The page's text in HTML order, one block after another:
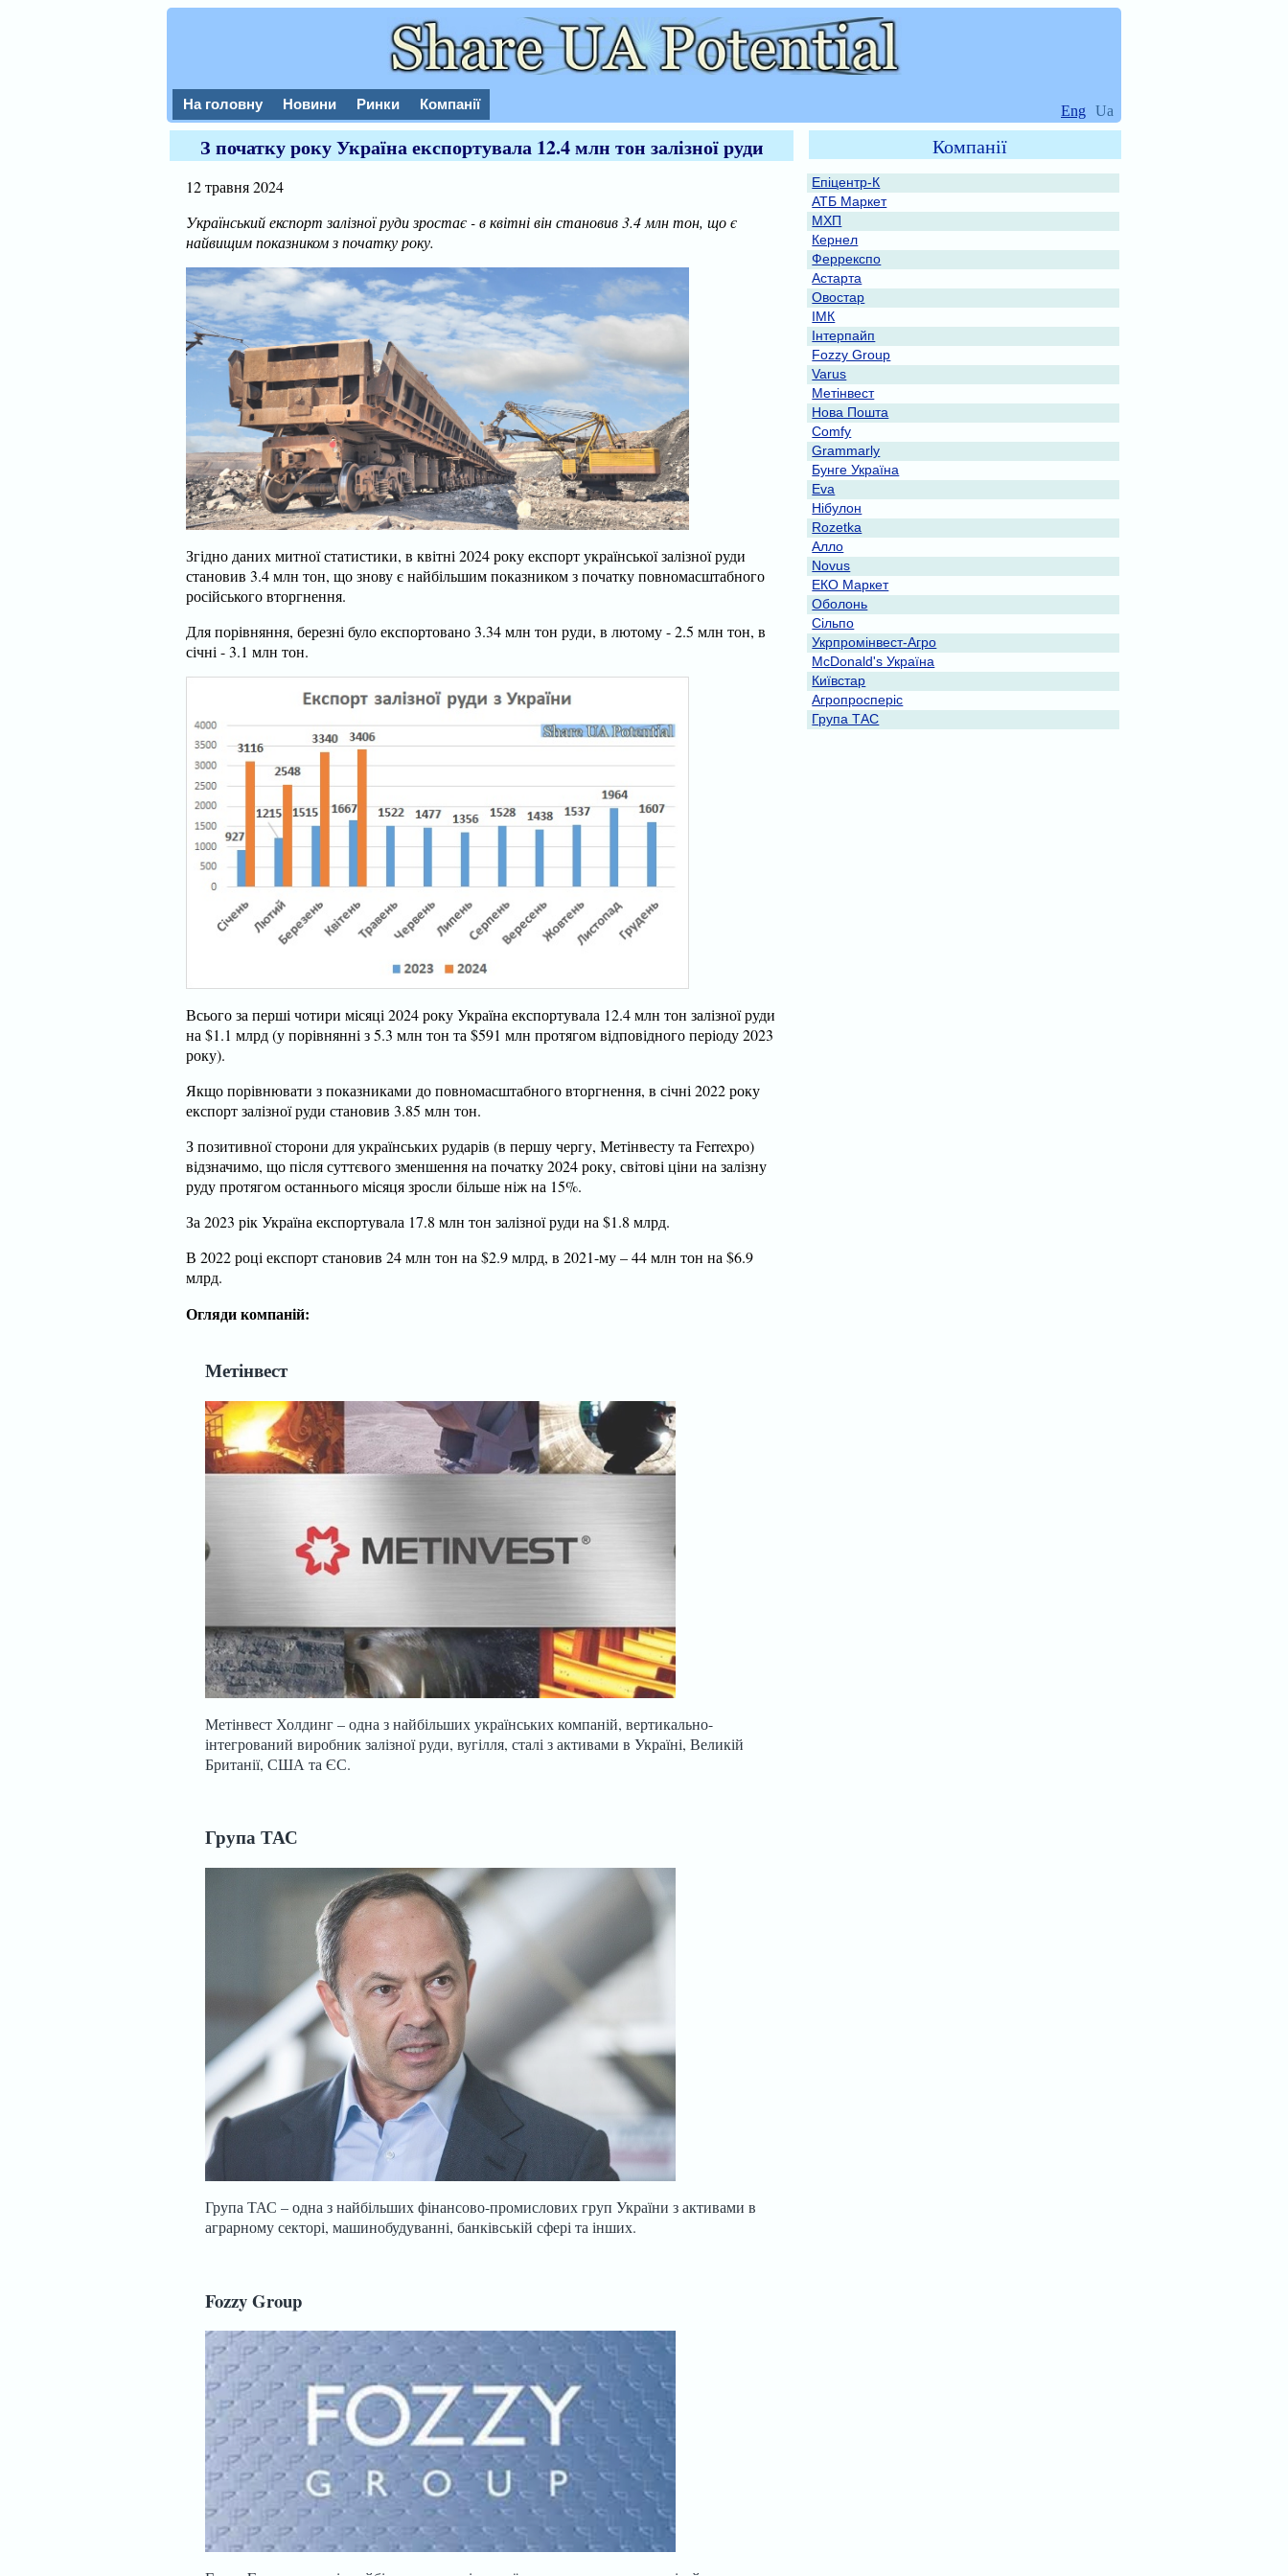
На головну Новини Ринки Компанії Eng Ua
З початку року Україна експортувала 12.4 млн тон залізної руди
12 травня 2024
Український експорт залізної руди зростає - в квітні він становив 3.4 млн тон, що є
найвищим показником з початку року.
Згідно даних митної статистики, в квітні 2024 року експорт української залізної руди
становив 3.4 млн тон, що знову є найбільшим показником з початку повномасштабного
російського вторгнення.
Для порівняння, березні було експортовано 3.34 млн тон руди, в лютому - 2.5 млн тон, в
січні - 3.1 млн тон.
Всього за перші чотири місяці 2024 року Україна експортувала 12.4 млн тон залізної руди
на $1.1 млрд (у порівнянні з 5.3 млн тон та $591 млн протягом відповідного періоду 2023
року).
Якщо порівнювати з показниками до повномасштабного вторгнення, в січні 2022 року
експорт залізної руди становив 3.85 млн тон.
З позитивної сторони для українських рударів (в першу чергу, Метінвесту та Ferrexpo)
відзначимо, що після суттєвого зменшення на початку 2024 року, світові ціни на залізну
руду протягом останнього місяця зросли більше ніж на 15%.
За 2023 рік Україна експортувала 17.8 млн тон залізної руди на $1.8 млрд.
В 2022 році експорт становив 24 млн тон на $2.9 млрд, в 2021-му – 44 млн тон на $6.9
млрд.
Огляди компаній:
Метінвест
Метінвест Холдинг – одна з найбільших українських компаній, вертикально-
інтегрований виробник залізної руди, вугілля, сталі з активами в Україні, Великій
Британії, США та ЄС.
Група ТАС
Група ТАС – одна з найбільших фінансово-промислових груп України з активами в
аграрному секторі, машинобудуванні, банківській сфері та інших.
Fozzy Group
Компанії
Епіцентр-К
АТБ Маркет
МХП
Кернел
Феррекспо
Астарта
Овостар
ІМК
Інтерпайп
Fozzy Group
Varus
Метінвест
Нова Пошта
Comfy
Grammarly
Бунге Україна
Eva
Нібулон
Rozetka
Алло
Novus
ЕКО Маркет
Оболонь
Сільпо
Укрпромінвест-Агро
McDonald's Україна
Київстар
Агропросперіс
Група ТАС